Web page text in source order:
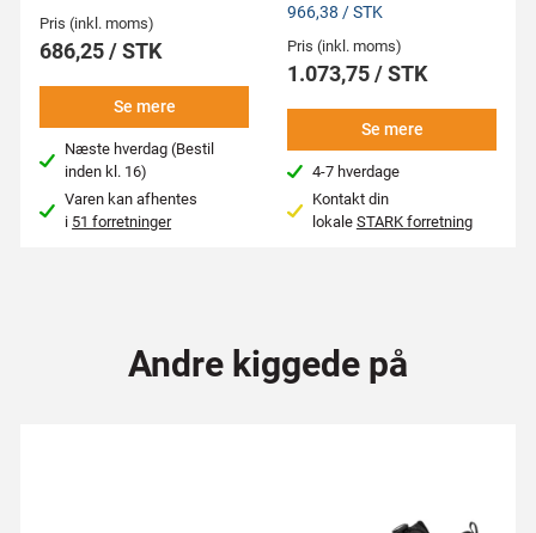
Pris (inkl. moms)
686,25 / STK
Se mere
Næste hverdag (Bestil
inden kl. 16)
Varen kan afhentes
i 51 forretninger
966,38 / STK
Pris (inkl. moms)
1.073,75 / STK
Se mere
4-7 hverdage
Kontakt din
lokale STARK forretning
Andre kiggede på